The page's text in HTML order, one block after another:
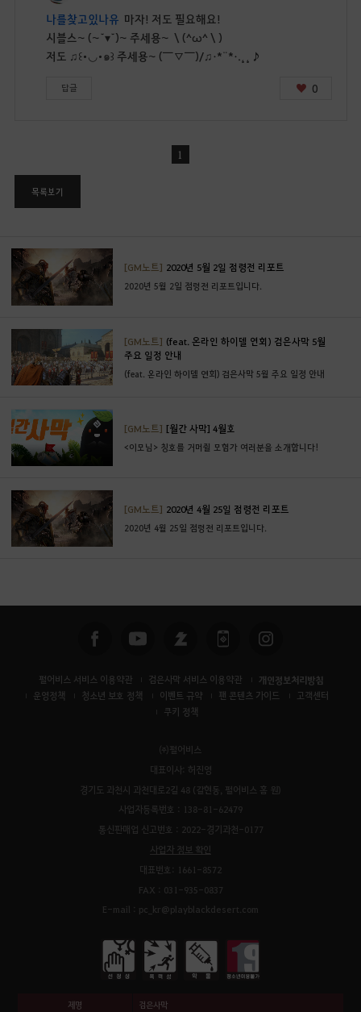
나를찾고있나유 마자! 저도 필요해요!
시블스~ (~˘▾˘)~ 주세용~ ＼(^ω^＼)
저도 ♫꒰･◡･๑꒱ 주세용~ (￣▽￣)/♫•*¨*•.¸¸♪
답글 0
1
목록보기
[GM노트] 2020년 5월 2일 점령전 리포트
2020년 5월 2일 점령전 리포트입니다.
[GM노트] (feat. 온라인 하이델 연회) 검은사막 5월
주요 일정 안내
(feat. 온라인 하이델 연회) 검은사막 5월 주요 일정 안내
[GM노트] [월간 사막] 4월호
<이모님> 칭호를 거머쥘 모험가 여러분을 소개합니다!
[GM노트] 2020년 4월 25일 점령전 리포트
2020년 4월 25일 점령전 리포트입니다.
펄어비스 서비스 이용약관 검은사막 서비스 이용약관 개인정보처리방침
운영정책 청소년 보호 정책 이벤트 규약 팬 콘텐츠 가이드
고객센터
쿠키 정책
㈜펄어비스
대표이사: 허진영
경기도 과천시 과천대로2길 48 (갈현동, 펄어비스 홈 원)
사업자등록번호 : 138-81-62479
통신판매업 신고번호 : 2022-경기과천-0177
사업자 정보 확인
대표번호: 1661-8572
FAX : 031-935-0837
E-mail : pc_kr@playblackdesert.com
제명 검은사막